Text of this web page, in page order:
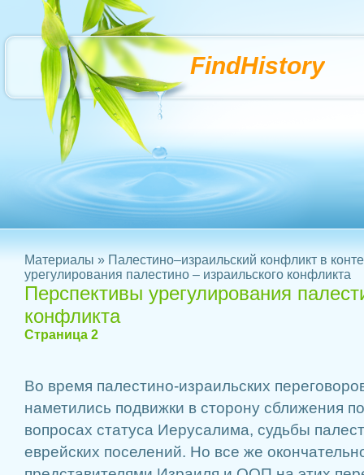
FindHistory
Материалы » Палестино–израильский конфликт в
урегулирования палестино – израильского конфликта
Перспективы урегулирования
конфликта
Страница 2
Во время палестино-израильских
наметились подвижки в сторону сближения
вопросах статуса Иеру­салима, судьбы
еврейских поселений. Но все же